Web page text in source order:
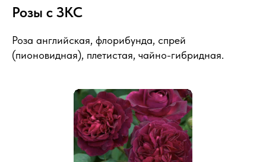
Розы с ЗКС
Роза английская, флорибунда, спрей
(пионовидная), плетистая, чайно-гибридная.